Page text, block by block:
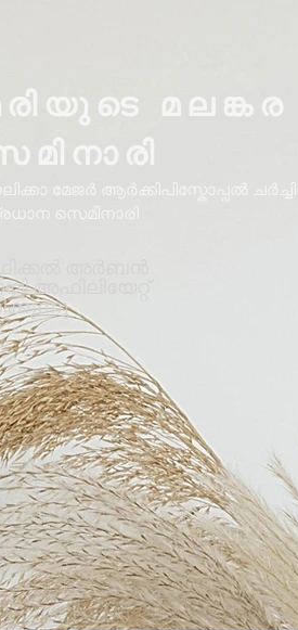
മലങ്കര
മേജർ ആർക്കിപിസ്കോപ്പൽ
സെമിനാരി
അർബൻ
അഫിലിയേറ്റ്